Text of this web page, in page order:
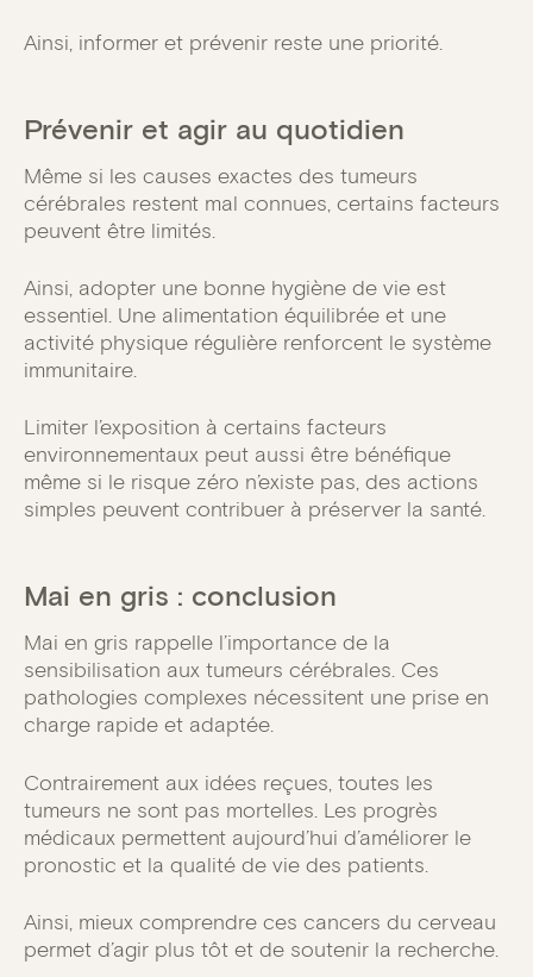
Ainsi, informer et prévenir reste une priorité.
Prévenir et agir au quotidien
Même si les causes exactes des tumeurs
cérébrales restent mal connues, certains facteurs
peuvent être limités.
Ainsi, adopter une bonne hygiène de vie est
essentiel. Une alimentation équilibrée et une
activité physique régulière renforcent le système
immunitaire.
Limiter l’exposition à certains facteurs
environnementaux peut aussi être bénéfique
même si le risque zéro n’existe pas, des actions
simples peuvent contribuer à préserver la santé.
Mai en gris : conclusion
Mai en gris rappelle l’importance de la
sensibilisation aux tumeurs cérébrales. Ces
pathologies complexes nécessitent une prise en
charge rapide et adaptée.
Contrairement aux idées reçues, toutes les
tumeurs ne sont pas mortelles. Les progrès
médicaux permettent aujourd’hui d’améliorer le
pronostic et la qualité de vie des patients.
Ainsi, mieux comprendre ces cancers du cerveau
permet d’agir plus tôt et de soutenir la recherche.